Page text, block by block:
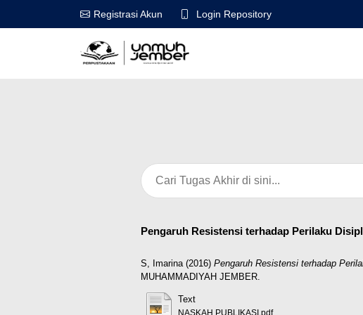
Registrasi Akun Login Repository
Pengaruh Resistensi terhadap Perilaku
S, Imarina(2016) Pengaruh Resistensi terhadap
MUHAMMADIYAH JEMBER.
Text
NASKAH PUBLIKASI.pdf